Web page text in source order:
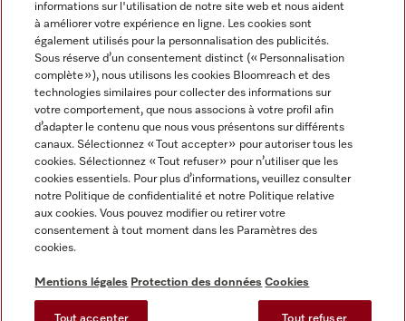
Informations légales
CGV
Protection des données
Conditions d’utilisation
Digital Services Act
Miele sur Facebook
Miele sur Youtube
Miele sur Instagram
Miele sur Pinterest
informations sur l'utilisation de notre site web et nous aident
à améliorer votre expérience en ligne. Les cookies sont
également utilisés pour la personnalisation des publicités.
Sous réserve d’un consentement distinct (« Personnalisation
complète »), nous utilisons les cookies Bloomreach et des
technologies similaires pour collecter des informations sur
votre comportement, que nous associons à votre profil afin
d’adapter le contenu que nous vous présentons sur différents
canaux. Sélectionnez « Tout accepter » pour autoriser tous les
cookies. Sélectionnez « Tout refuser » pour n’utiliser que les
cookies essentiels. Pour plus d’informations, veuillez consulter
notre Politique de confidentialité et notre Politique relative
aux cookies. Vous pouvez modifier ou retirer votre
consentement à tout moment dans les Paramètres des
cookies.
Mentions légales Protection des données Cookies